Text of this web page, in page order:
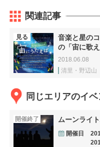
関連記事
見る
音楽と星の
の「宙に歌
2018.06.08
清里・野辺山
同じエリアのイベ
開催終了 ムーンライ
開催日